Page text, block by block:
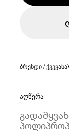
ბრენდი / ქვეყანა
აღწერა